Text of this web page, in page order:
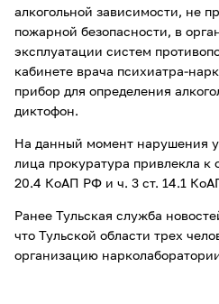
алкогольной зависимости, не
пожарной безопасности, в
эксплуатации систем
кабинете врача психиатра-
прибор для определения
диктофон.
На данный момент нарушения
лица прокуратура привлекла к
20.4 КоАП РФ и ч. 3 ст. 14.1
Ранее Тульская служба
что Тульской области трех
организацию